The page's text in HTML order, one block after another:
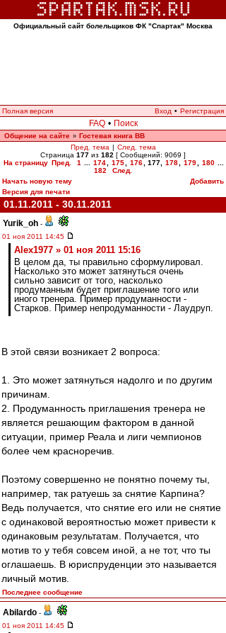
Официальный сайт болельщиков ФК "Спартак" Москва
Полная версия Вход • Регистрация
FAQ • Поиск
Общение на сайте » Гостевая книга ВВ
Пред. тема | След. тема
Страница 177 из 182 [ Сообщений: 9069 ]
На страницу Пред. 1 174 175 176 177, 178 179 180
182
След.
Начать новую тему
Добавить
Версия для печати
01.11.2011 - 30.11.2011
Yurik_oh -
01 ноя 2011 14:45
Alex1977 » 01 ноя 2011 15:16
В целом да, ты правильно сформулировал.
Насколько это может затянуться очень
сильно зависит от того, насколько
продуманным будет приглашение того или
иного тренера. Пример продуманности -
Старков. Пример непродуманности - Лаудруп.
В этой связи возникает 2 вопроса:
1. Это может затянуться надолго и по другим
причинам.
2. Продуманность приглашения тренера не
является решающим фактором в данной
ситуации, пример Реала и лиги чемпионов
более чем красноречив.
Поэтому совершенно не понятно почему ты,
например, так ратуешь за снятие Карпина?
Ведь получается, что снятие его или не снятие
с одинаковой вероятностью может привести к
одинаковым результатам. Получается, что
мотив то у тебя совсем иной, а не тот, что ты
оглашаешь. В юриспруденции это называется
личный мотив.
Последнее сообщение
Abilardo -
01 ноя 2011 14:45